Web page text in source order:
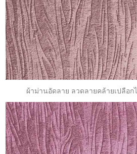
ผ้าม่านอัดลาย ลวดลายคล้ายเปลือก